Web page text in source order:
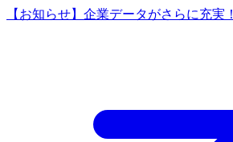
【お知らせ】企業データがさらに充実！